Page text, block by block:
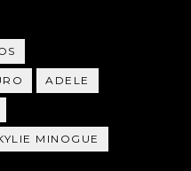
ADELE
MINOGUE